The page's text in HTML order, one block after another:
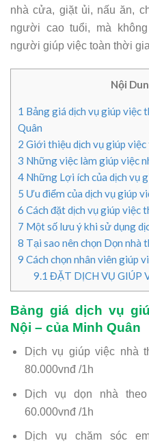
nhà cửa, giặt ủi, nấu ăn,
người cao tuổi, mà
người giúp việc toàn thời
Nội
1 Bảng giá dịch vụ giúp việc
Quân
2 Giới thiệu dịch vụ giúp
3 Những việc làm giúp việc
4 Những Lợi ích của dịch vụ
5 Ưu điểm của dịch vụ giúp
6 Cách đặt dịch vụ giúp việc
7 Một số lưu ý khi sử dụng
8 Tại sao nên chọn Dọn nhà
9 Cách chọn nhân viên giúp
9.1 ĐẶT DỊCH VỤ GIÚP
Bảng giá dịch vụ
Nội – của Minh Quân
Dịch vụ giúp việc nhà
80.000vnđ /1h
Dịch vụ dọn nhà
60.000vnđ /1h
Dịch vụ chăm sóc